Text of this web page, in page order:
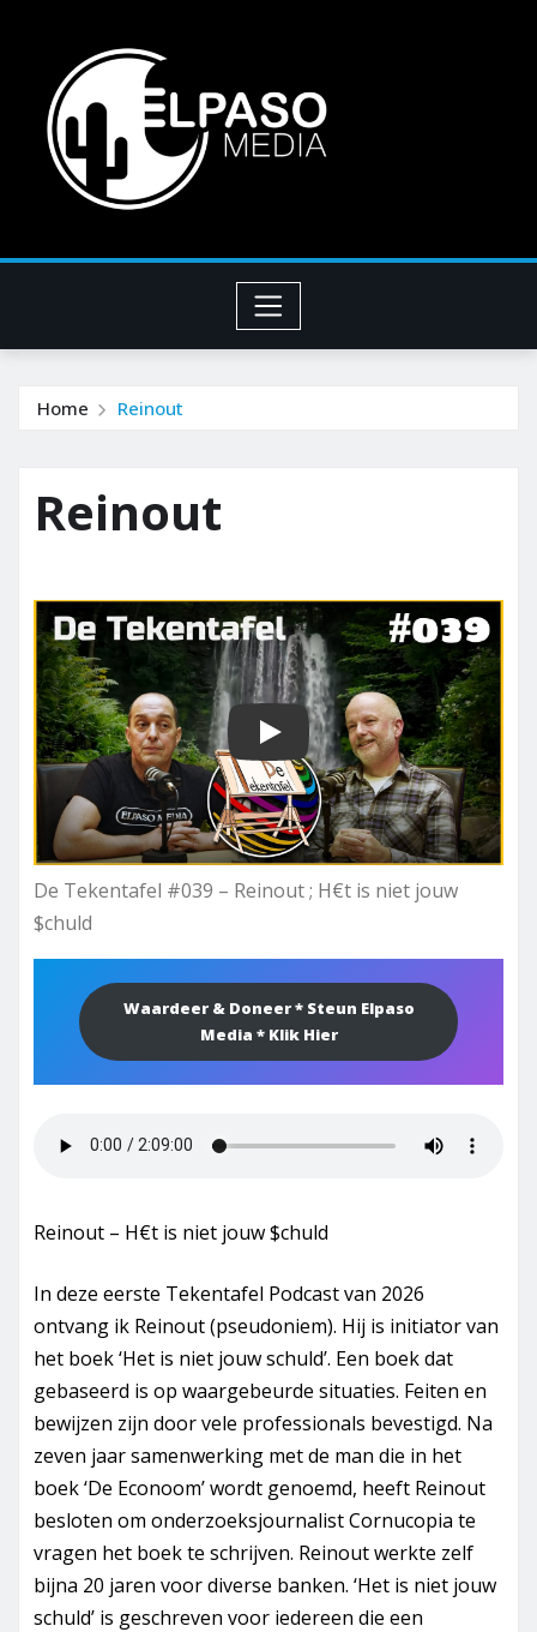
Home Reinout
Reinout
Play
De Tekentafel #039 – Reinout ; H€t is niet jouw
$chuld
Waardeer & Doneer * Steun Elpaso
Media * Klik Hier
Reinout – H€t is niet jouw $chuld
In deze eerste Tekentafel Podcast van 2026
ontvang ik Reinout (pseudoniem). Hij is initiator van
het boek ‘Het is niet jouw schuld’. Een boek dat
gebaseerd is op waargebeurde situaties. Feiten en
bewijzen zijn door vele professionals bevestigd. Na
zeven jaar samenwerking met de man die in het
boek ‘De Econoom’ wordt genoemd, heeft Reinout
besloten om onderzoeksjournalist Cornucopia te
vragen het boek te schrijven. Reinout werkte zelf
bijna 20 jaren voor diverse banken. ‘Het is niet jouw
schuld’ is geschreven voor iedereen die een